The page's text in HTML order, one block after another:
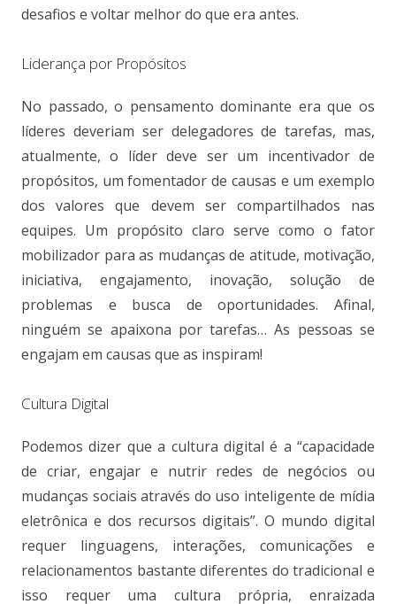
desafios e voltar melhor do que era antes.
Liderança por Propósitos
No passado, o pensamento dominante era que os
líderes deveriam ser delegadores de tarefas, mas,
atualmente, o líder deve ser um incentivador de
propósitos, um fomentador de causas e um exemplo
dos valores que devem ser compartilhados nas
equipes. Um propósito claro serve como o fator
mobilizador para as mudanças de atitude, motivação,
iniciativa, engajamento, inovação, solução de
problemas e busca de oportunidades. Afinal,
ninguém se apaixona por tarefas… As pessoas se
engajam em causas que as inspiram!
Cultura Digital
Podemos dizer que a cultura digital é a “capacidade
de criar, engajar e nutrir redes de negócios ou
mudanças sociais através do uso inteligente de mídia
eletrônica e dos recursos digitais”. O mundo digital
requer linguagens, interações, comunicações e
relacionamentos bastante diferentes do tradicional e
isso requer uma cultura própria, enraizada